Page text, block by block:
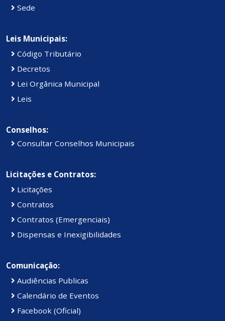
Sede
Leis Municipais:
Código Tributário
Decretos
Lei Orgânica Municipal
Leis
Conselhos:
Consultar Conselhos Municipais
Licitações e Contratos:
Licitações
Contratos
Contratos (Emergenciais)
Dispensas e Inexigibilidades
Comunicação:
Audiências Publicas
Calendário de Eventos
Facebook (Oficial)